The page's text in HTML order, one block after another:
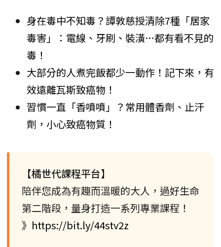
身在毒中不知毒？譚敦慈授清除7種「居家
毒害」：電線、牙刷、裝潢…都有看不見的
毒！
大部分的人煮完飯都少一動作！記下來，有
效遠離瓦斯致癌物！
習慣一直「香噴噴」？常用體香劑、止汗
劑，小心致癌物質！
【橘世代課程平台】
陪伴您成為有趣而溫暖的大人，過好生命
第二階段，量身打造一系列專業課程！
》https://bit.ly/44stv2z